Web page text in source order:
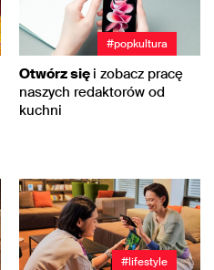
#popkultura
Otwórz się i zobacz pracę
naszych redaktorów od
kuchni
#lifestyle